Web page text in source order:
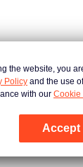
the website, you
Policy and the use
with our Cookie
Accept